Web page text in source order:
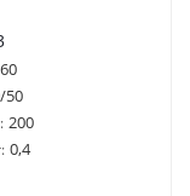
60
50
200
0,4